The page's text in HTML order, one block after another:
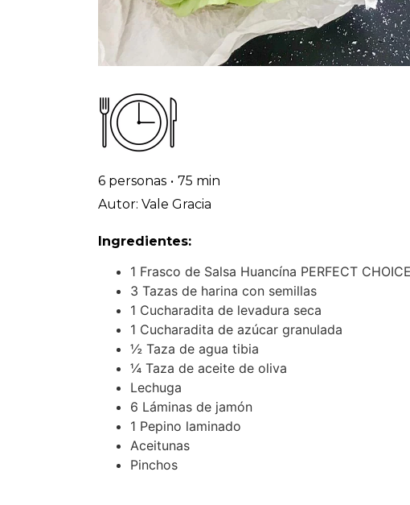
6 personas • 75 min
Autor: Vale Gracia
Ingredientes:
1 Frasco de Salsa Huancína PERFECT CHOICE
3 Tazas de harina con semillas
1 Cucharadita de levadura seca
1 Cucharadita de azúcar granulada
½ Taza de agua tibia
¼ Taza de aceite de oliva
Lechuga
6 Láminas de jamón
1 Pepino laminado
Aceitunas
Pinchos